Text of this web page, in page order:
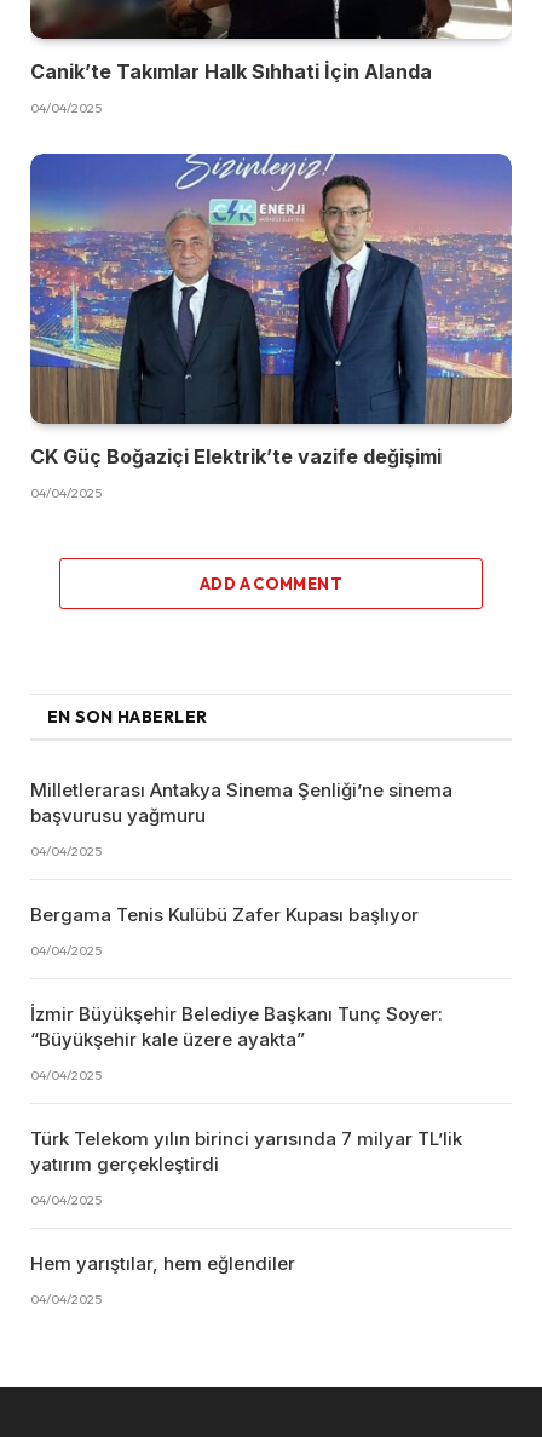
Canik’te Takımlar Halk Sıhhati İçin Alanda
04/04/2025
CK Güç Boğaziçi Elektrik’te vazife değişimi
04/04/2025
ADD A COMMENT
EN SON HABERLER
Milletlerarası Antakya Sinema Şenliği’ne sinema
başvurusu yağmuru
04/04/2025
Bergama Tenis Kulübü Zafer Kupası başlıyor
04/04/2025
İzmir Büyükşehir Belediye Başkanı Tunç Soyer:
“Büyükşehir kale üzere ayakta”
04/04/2025
Türk Telekom yılın birinci yarısında 7 milyar TL’lik
yatırım gerçekleştirdi
04/04/2025
Hem yarıştılar, hem eğlendiler
04/04/2025